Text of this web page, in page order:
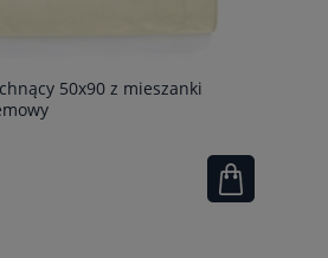
50x90 z mieszanki